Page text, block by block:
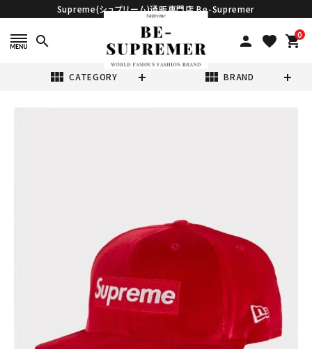
Supreme(シュプリーム)通販専門店 Be-Supremer
search person favorite 0
shopping_cart
view_module CATEGORY view_module BRAND
NEW ITEMS